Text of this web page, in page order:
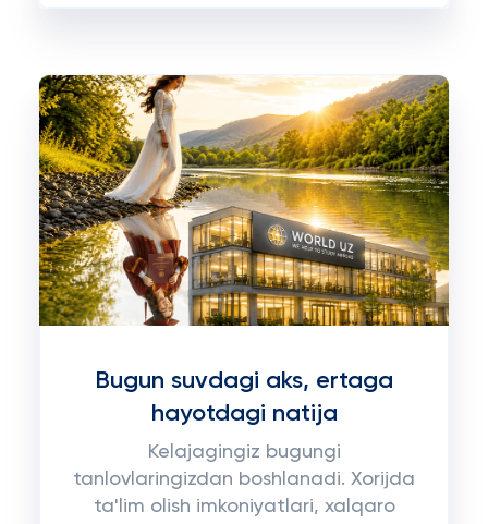
Bugun suvdagi aks, ertaga
hayotdagi natija
Kelajagingiz bugungi
tanlovlaringizdan boshlanadi. Xorijda
ta'lim olish imkoniyatlari, xalqaro